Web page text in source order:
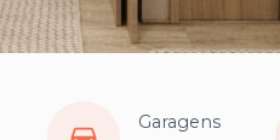
Garagens